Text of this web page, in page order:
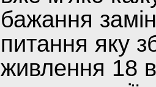
бажання
питання яку
живлення 18